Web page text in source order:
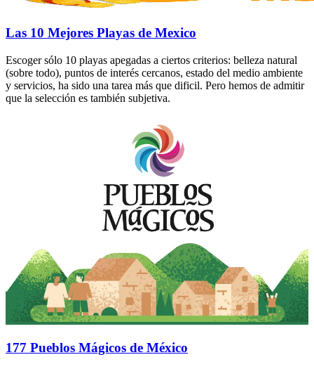
Las 10 Mejores Playas de Mexico
Escoger sólo 10 playas apegadas a ciertos criterios: belleza natural
(sobre todo), puntos de interés cercanos, estado del medio ambiente
y servicios, ha sido una tarea más que dificil. Pero hemos de admitir
que la selección es también subjetiva.
177 Pueblos Mágicos de México